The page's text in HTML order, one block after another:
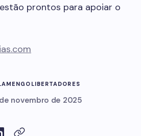
prontos para apoiar o
LIBERTADORES
novembro de 2025